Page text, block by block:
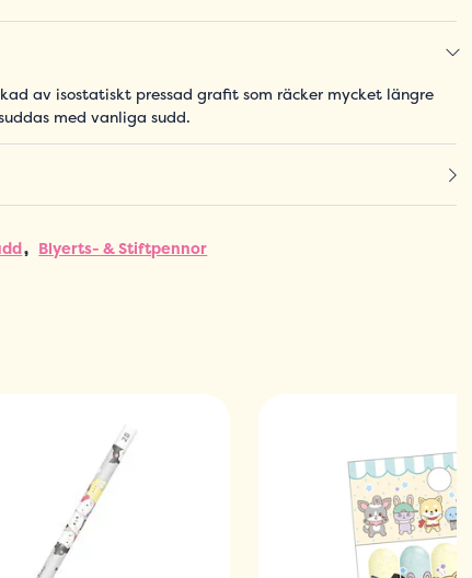
av isostatiskt pressad grafit som räcker mycket längre
med vanliga sudd.
Blyerts- & Stiftpennor